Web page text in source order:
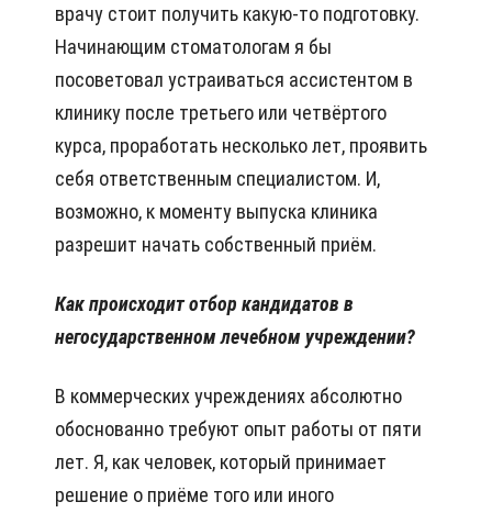
врачу стоит получить какую-то подготовку.
Начинающим стоматологам я бы
посоветовал устраиваться ассистентом в
клинику после третьего или четвёртого
курса, проработать несколько лет, проявить
себя ответственным специалистом. И,
возможно, к моменту выпуска клиника
разрешит начать собственный приём.
Как происходит отбор кандидатов в
негосударственном лечебном учреждении?
В коммерческих учреждениях абсолютно
обоснованно требуют опыт работы от пяти
лет. Я, как человек, который принимает
решение о приёме того или иного